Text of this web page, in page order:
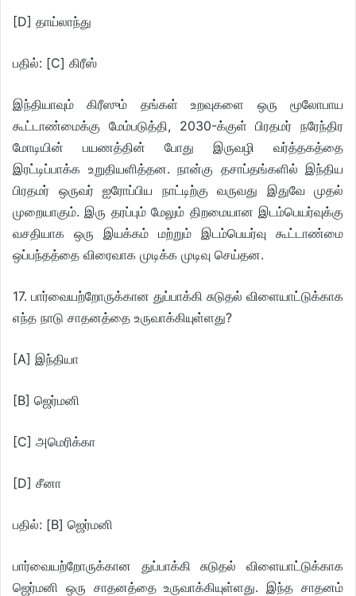
[D] தாய்லாந்து
பதில்: [C] கிரீஸ்
இந்தியாவும் கிரீஸும் தங்கள் உறவுகளை ஒரு மூலோபாய
கூட்டாண்மைக்கு மேம்படுத்தி, 2030-க்குள் பிரதமர் நரேந்திர
மோடியின் பயணத்தின் போது இருவழி வர்த்தகத்தை
இரட்டிப்பாக்க உறுதியளித்தன. நான்கு தசாப்தங்களில் இந்திய
பிரதமர் ஒருவர் ஐரோப்பிய நாட்டிற்கு வருவது இதுவே முதல்
முறையாகும். இரு தரப்பும் மேலும் திறமையான இடம்பெயர்வுக்கு
வசதியாக ஒரு இயக்கம் மற்றும் இடம்பெயர்வு கூட்டாண்மை
ஒப்பந்தத்தை விரைவாக முடிக்க முடிவு செய்தன.
17. பார்வையற்றோருக்கான துப்பாக்கி சுடுதல் விளையாட்டுக்காக
எந்த நாடு சாதனத்தை உருவாக்கியுள்ளது?
[A] இந்தியா
[B] ஜெர்மனி
[C] அமெரிக்கா
[D] சீனா
பதில்: [B] ஜெர்மனி
பார்வையற்றோருக்கான துப்பாக்கி சுடுதல் விளையாட்டுக்காக
ஜெர்மனி ஒரு சாதனத்தை உருவாக்கியுள்ளது. இந்த சாதனம்